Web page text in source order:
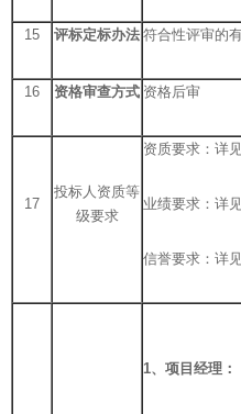
15 评标定标办法 符合性评审的
16 资格审查方式 资格后审
17
投标人资质等
级要求
资质要求：详
业绩要求：详
信誉要求：详
1、项目经理：